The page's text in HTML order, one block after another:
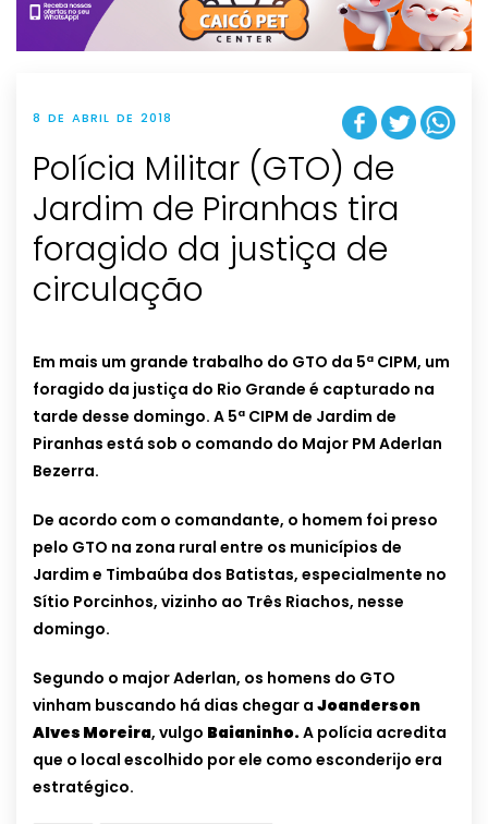
o
n
8 DE ABRIL DE 2018
Polícia Militar (GTO) de
Jardim de Piranhas tira
foragido da justiça de
circulação
Em mais um grande trabalho do GTO da 5ª CIPM, um
foragido da justiça do Rio Grande é capturado na
tarde desse domingo. A 5ª CIPM de Jardim de
Piranhas está sob o comando do Major PM Aderlan
Bezerra.
De acordo com o comandante, o homem foi preso
pelo GTO na zona rural entre os municípios de
Jardim e Timbaúba dos Batistas, especialmente no
Sítio Porcinhos, vizinho ao Três Riachos, nesse
domingo.
Segundo o major Aderlan, os homens do GTO
vinham buscando há dias chegar a Joanderson
Alves Moreira, vulgo Baianinho.A polícia acredita
que o local escolhido por ele como esconderijo era
estratégico.